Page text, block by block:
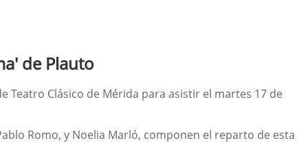
de Plauto
Teatro Clásico de Mérida para asistir el martes 17 de
Romo, y Noelia Marló, componen el reparto de esta